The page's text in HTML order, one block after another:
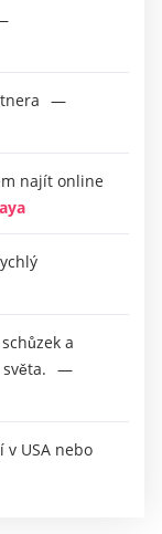
najít online
a
USA nebo